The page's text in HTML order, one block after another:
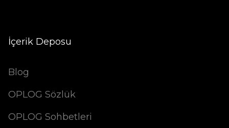
İçerik Deposu
Blog
OPLOG Sözlük
OPLOG Sohbetleri